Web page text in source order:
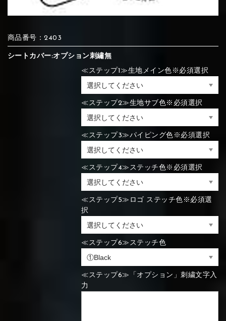
⑩White ⑪Black ⑫Ivory
⑭Caramel ⑮Wine red
⑦Blue
⑪Black
⑭Caramel ⑮Wine red
⑦Blue ⑧Orange
⑪Black ⑫Ivory
⑭Caramel ⑮Wine red
④Beige
⑧Yellow ⑨Orange
⑪Blue ⑫Aqua blue
⑰Silver ⑱Green
④Beige
⑧Yellow ⑨Orange
⑰Silver ⑱Green
商品番号：2403
シートカバー:オプション刺繡無
≪ステップ1≫生地メイン色※必須選択
≪ステップ2≫生地サブ色※必須選択
≪ステップ3≫パイピング色※必須選択
≪ステップ4≫ステッチ色※必須選択
≪ステップ5≫ロゴ ステッチ色※必須選
択
≪ステップ6≫ステッチ色
≪ステップ6≫「オプション」刺繍文字入
力